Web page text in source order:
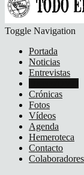
Toggle Navigation
Portada
Noticias
Entrevistas
Crónicas
Fotos
Vídeos
Agenda
Hemeroteca
Contacto
Colaboradores